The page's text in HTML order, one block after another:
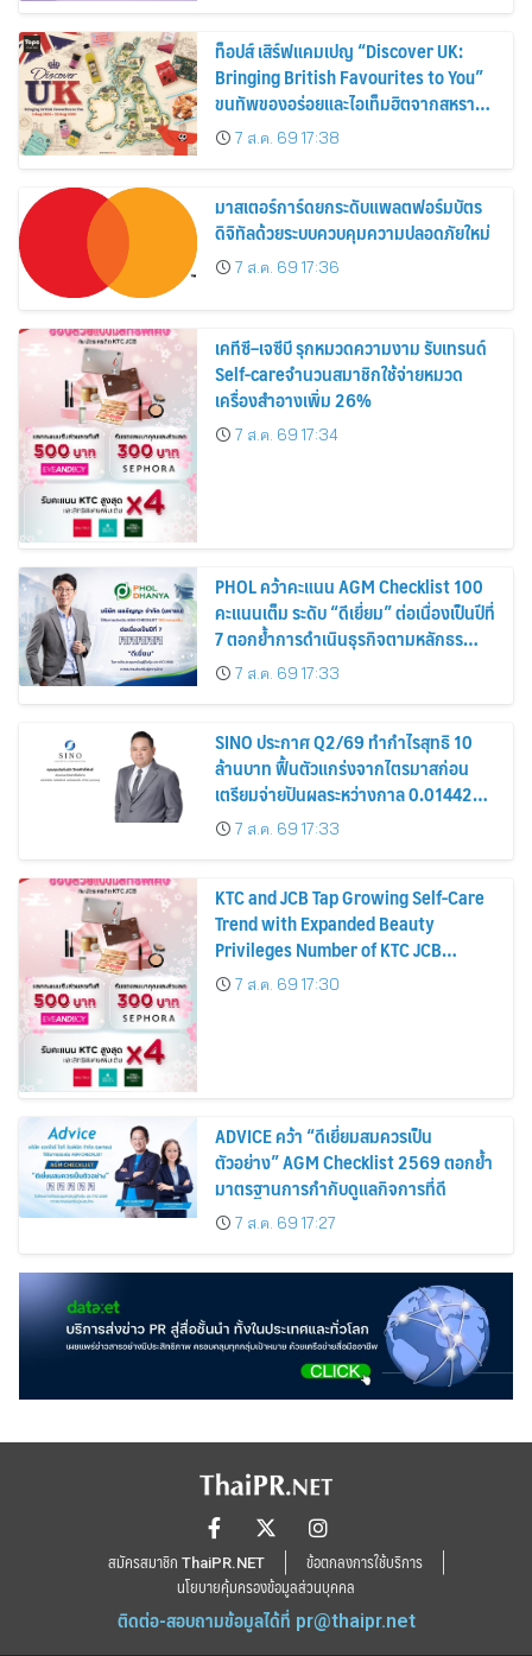
ท็อปส์ เสิร์ฟแคมเปญ “Discover UK:
Bringing British Favourites to You”
ขนทัพของอร่อยและไอเท็มฮิตจากสหราช
อาณาจักร ส่งตรงถึงมือตั้งแต่วันนี้ – 18
สิงหาคมนี้
7 ส.ค. 69 17:38
มาสเตอร์การ์ดยกระดับแพลตฟอร์มบัตร
ดิจิทัลด้วยระบบควบคุมความปลอดภัยใหม่
7 ส.ค. 69 17:36
เคทีซี–เจซีบี รุกหมวดความงาม รับเทรนด์
Self-careจำนวนสมาชิกใช้จ่ายหมวด
เครื่องสำอางเพิ่ม 26%
7 ส.ค. 69 17:34
PHOL คว้าคะแนน AGM Checklist 100
คะแนนเต็ม ระดับ “ดีเยี่ยม” ต่อเนื่องเป็นปีที่
7 ตอกย้ำการดำเนินธุรกิจตามหลักธร
รมาภิบาล โปร่งใส สร้างความเชื่อมั่นผู้ถือ
หุ้น
7 ส.ค. 69 17:33
SINO ประกาศ Q2/69 ทำกำไรสุทธิ 10
ล้านบาท ฟื้นตัวแกร่งจากไตรมาสก่อน
เตรียมจ่ายปันผลระหว่างกาล 0.014423
บาทต่อหุ้น ครึ่งปีหลังมุ่งเติบโตต่อเนื่อง
7 ส.ค. 69 17:33
KTC and JCB Tap Growing Self-Care
Trend with Expanded Beauty
Privileges Number of KTC JCB
Cardmembers Spending on
Cosmetics Rises 26%
7 ส.ค. 69 17:30
ADVICE คว้า “ดีเยี่ยมสมควรเป็น
ตัวอย่าง” AGM Checklist 2569 ตอกย้ำ
มาตรฐานการกำกับดูแลกิจการที่ดี
7 ส.ค. 69 17:27
สมัครสมาชิก ThaiPR.NET
ข้อตกลงการใช้บริการ
นโยบายคุ้มครองข้อมูลส่วนบุคคล
ติดต่อ-สอบถามข้อมูลได้ที่ pr@thaipr.net